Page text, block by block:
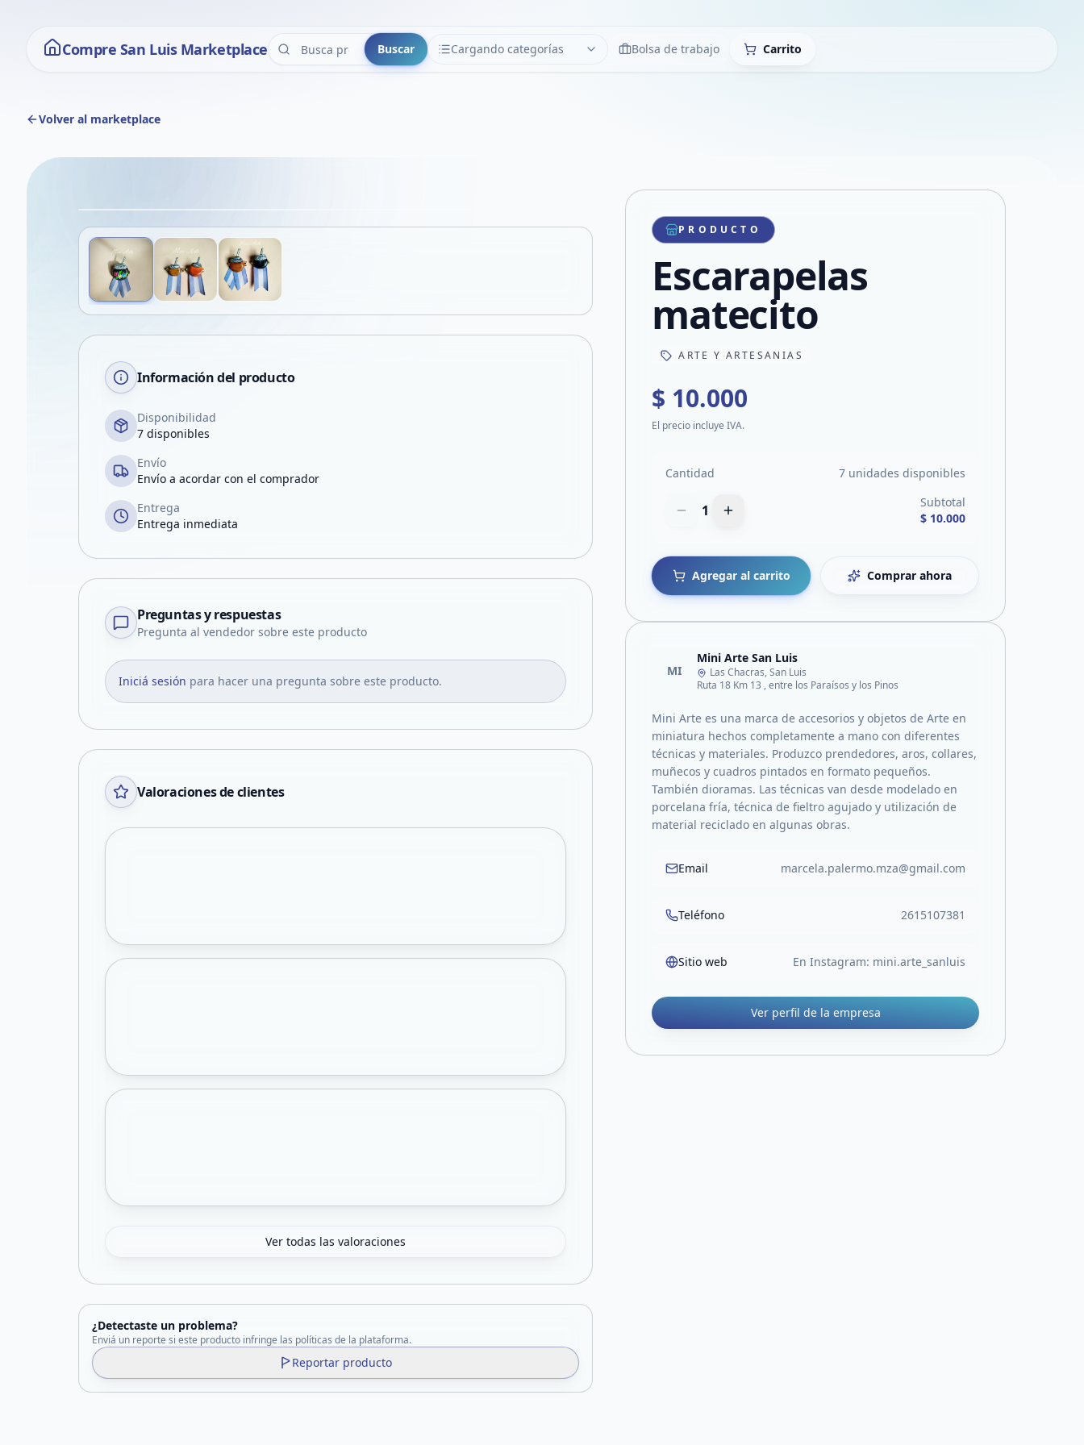
Compre San Luis Marketplace Buscar Cargando categorías
CATEGORÍAS LimpiarBolsa de trabajo Carrito
Volver al marketplace
Compartir producto
Compartir por WhatsApp
Compartir por mail
Compartir en Facebook
Compartir en X
Información del producto
Disponibilidad
7 disponibles
Envío
Envío a acordar con el comprador
Entrega
Entrega inmediata
Preguntas y respuestas
Pregunta al vendedor sobre este producto
Iniciá sesión para hacer una pregunta sobre este producto.
Valoraciones de clientes
Ver todas las valoraciones
¿Detectaste un problema?
Enviá un reporte si este producto infringe las políticas de la plataforma.
Reportar producto
PRODUCTO
Escarapelas
matecito
ARTE Y ARTESANIAS
$ 10.000
El precio incluye IVA.
Cantidad 7 unidades disponibles
1
Subtotal
$ 10.000
Agregar al carrito Comprar ahora
MI
Mini Arte San Luis
Las Chacras, San Luis
Ruta 18 Km 13 , entre los Paraísos y los Pinos
Mini Arte es una marca de accesorios y objetos de Arte en
miniatura hechos completamente a mano con diferentes
técnicas y materiales. Produzco prendedores, aros, collares,
muñecos y cuadros pintados en formato pequeños.
También dioramas. Las técnicas van desde modelado en
porcelana fría, técnica de fieltro agujado y utilización de
material reciclado en algunas obras.
Email marcela.palermo.mza@gmail.com
Teléfono 2615107381
Sitio web En Instagram: mini.arte_sanluis
Ver perfil de la empresa